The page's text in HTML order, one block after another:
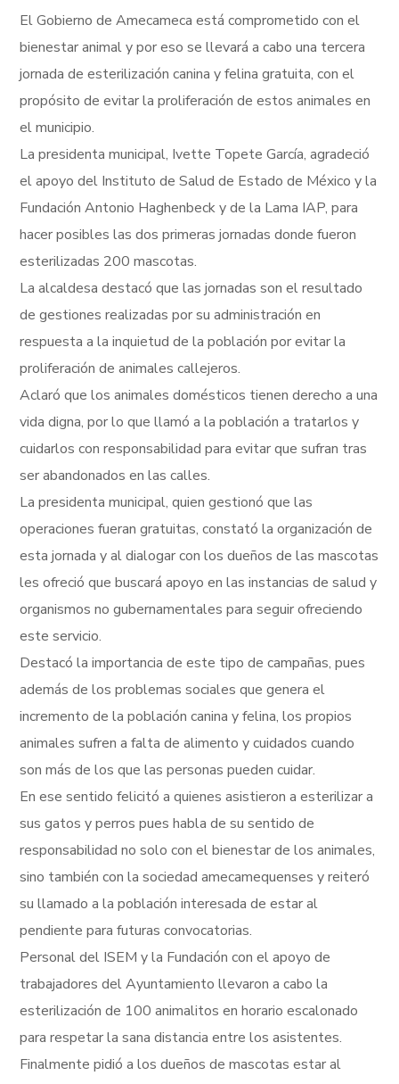
El Gobierno de Amecameca está comprometido con el
bienestar animal y por eso se llevará a cabo una tercera
jornada de esterilización canina y felina gratuita, con el
propósito de evitar la proliferación de estos animales en
el municipio.
La presidenta municipal, Ivette Topete García, agradeció
el apoyo del Instituto de Salud de Estado de México y la
Fundación Antonio Haghenbeck y de la Lama IAP, para
hacer posibles las dos primeras jornadas donde fueron
esterilizadas 200 mascotas.
La alcaldesa destacó que las jornadas son el resultado
de gestiones realizadas por su administración en
respuesta a la inquietud de la población por evitar la
proliferación de animales callejeros.
Aclaró que los animales domésticos tienen derecho a una
vida digna, por lo que llamó a la población a tratarlos y
cuidarlos con responsabilidad para evitar que sufran tras
ser abandonados en las calles.
La presidenta municipal, quien gestionó que las
operaciones fueran gratuitas, constató la organización de
esta jornada y al dialogar con los dueños de las mascotas
les ofreció que buscará apoyo en las instancias de salud y
organismos no gubernamentales para seguir ofreciendo
este servicio.
Destacó la importancia de este tipo de campañas, pues
además de los problemas sociales que genera el
incremento de la población canina y felina, los propios
animales sufren a falta de alimento y cuidados cuando
son más de los que las personas pueden cuidar.
En ese sentido felicitó a quienes asistieron a esterilizar a
sus gatos y perros pues habla de su sentido de
responsabilidad no solo con el bienestar de los animales,
sino también con la sociedad amecamequenses y reiteró
su llamado a la población interesada de estar al
pendiente para futuras convocatorias.
Personal del ISEM y la Fundación con el apoyo de
trabajadores del Ayuntamiento llevaron a cabo la
esterilización de 100 animalitos en horario escalonado
para respetar la sana distancia entre los asistentes.
Finalmente pidió a los dueños de mascotas estar al